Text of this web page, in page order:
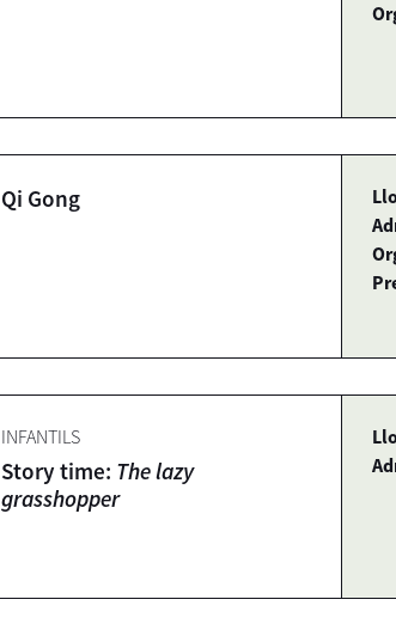
Qi Gong
INFANTILS
Story time: The lazy
grasshopper